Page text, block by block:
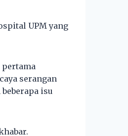
UPM yang
serangan
isu